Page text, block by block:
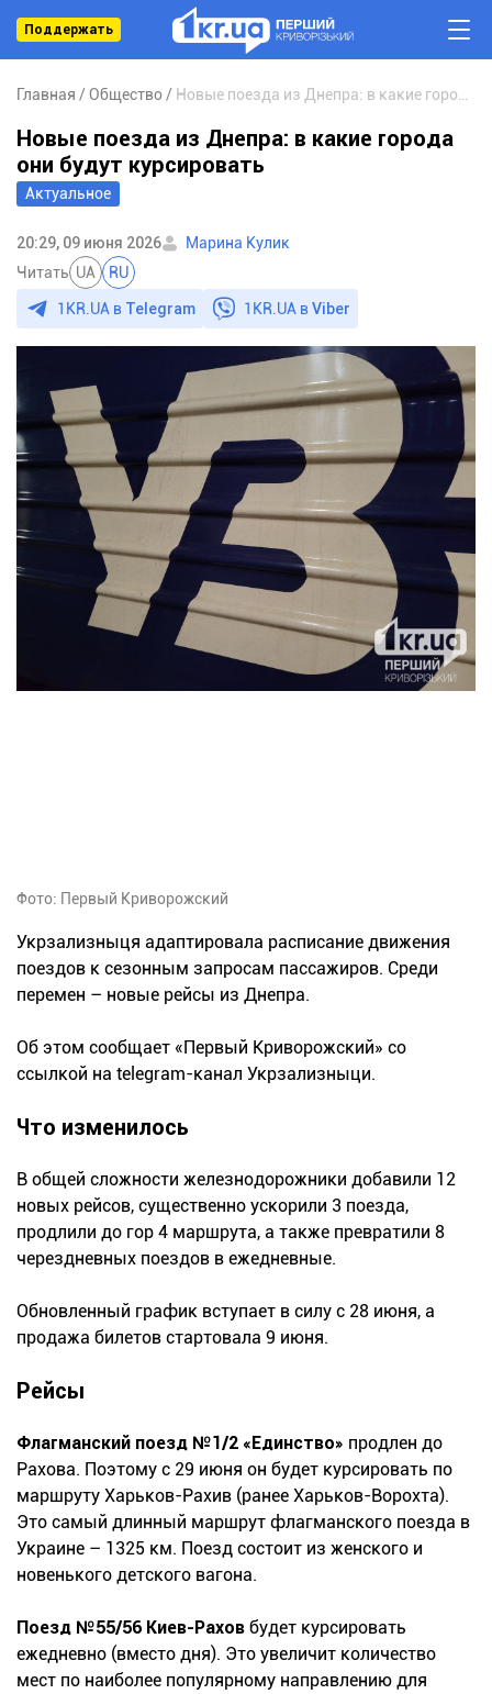
Поддержать
Главная Общество
Актуальное
Новые поезда из Днепра: в какие города
они будут курсировать
20:29, 09 июня 2026
Марина Кулик
Читать UA RU
1KR.UA в Telegram 1KR.UA вViber
Фото: Первый Криворожский
Укрзализныця адаптировала расписание движения
поездов к сезонным запросам пассажиров. Среди
перемен – новые рейсы из Днепра.
Об этом сообщает «Первый Криворожский» со
ссылкой на telegram-канал Укрзализныци.
Что изменилось
В общей сложности железнодорожники добавили 12
новых рейсов, существенно ускорили 3 поезда,
продлили до гор 4 маршрута, а также превратили 8
черездневных поездов в ежедневные.
Обновленный график вступает в силу с 28 июня, а
продажа билетов стартовала 9 июня.
Рейсы
Флагманский поезд №1/2 «Единство» продлен до
Рахова. Поэтому с 29 июня он будет курсировать по
маршруту Харьков-Рахив (ранее Харьков-Ворохта).
Это самый длинный маршрут флагманского поезда в
Украине – 1325 км. Поезд состоит из женского и
новенького детского вагона.
Поезд №55/56 Киев-Рахов будет курсировать
ежедневно (вместо дня). Это увеличит количество
мест по наиболее популярному направлению для